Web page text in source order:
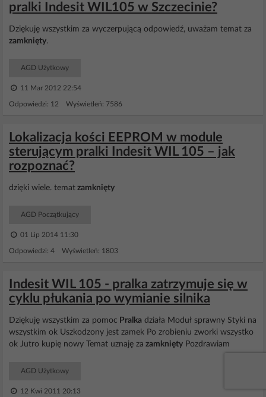
pralki Indesit WIL105 w Szczecinie?
Dziękuję wszystkim za wyczerpującą odpowiedź, uważam temat za
zamknięty.
AGD Użytkowy
11 Mar 2012 22:54
Odpowiedzi: 12 Wyświetleń: 7586
Lokalizacja kości EEPROM w module
sterującym pralki Indesit WIL 105 – jak
rozpoznać?
dzięki wiele. temat zamknięty
AGD Początkujący
01 Lip 2014 11:30
Odpowiedzi: 4 Wyświetleń: 1803
Indesit WIL 105 - pralka zatrzymuje się w
cyklu płukania po wymianie silnika
Dziękuję wszystkim za pomoc Pralka działa Moduł sprawny Styki na
wszystkim ok Uszkodzony jest zamek Po zrobieniu zworki wszystko
ok Jutro kupię nowy Temat uznaję za zamknięty Pozdrawiam
AGD Użytkowy
12 Kwi 2011 20:13